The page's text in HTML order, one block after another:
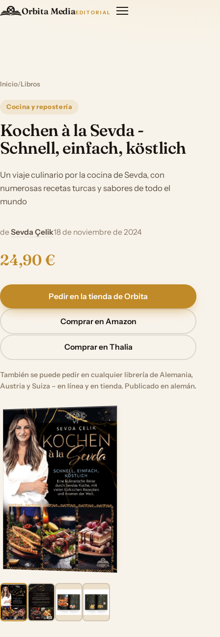
Orbita MediaEDITORIAL
Inicio/Libros
Cocina y repostería
Kochen à la Sevda -
Schnell, einfach, köstlich
Un viaje culinario por la cocina de Sevda, con
numerosas recetas turcas y sabores de todo el
mundo
deSevda Çelik18 de noviembre de 2024
24,90 €
Pedir en la tienda de Orbita
Comprar en Amazon
Comprar en Thalia
También se puede pedir en cualquier librería de Alemania,
Austria y Suiza – en línea y en tienda. Publicado en alemán.